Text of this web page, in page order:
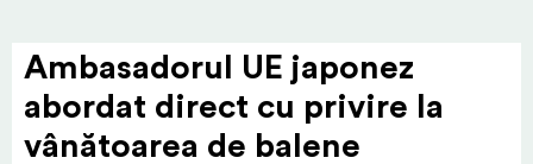
Amba­s­a­dorul UE japonez
abordat direct cu privire la
vânătoarea de balene